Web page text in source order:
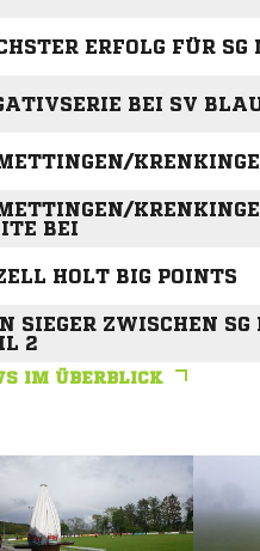
ERFOLG FÜR
BEI SV
BEI
HOLT BIG POINTS
SIEGER ZWISCHEN
2
IM ÜBERBLICK